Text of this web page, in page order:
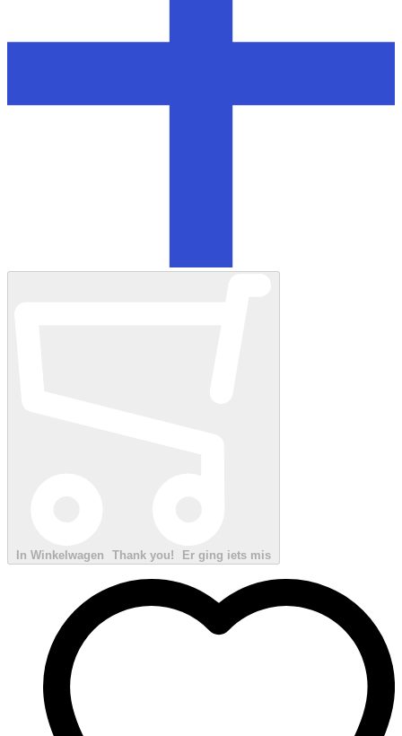
In Winkelwagen Thank you! Er ging iets mis